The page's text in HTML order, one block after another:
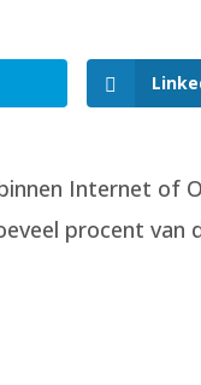
Internet of
procent van